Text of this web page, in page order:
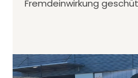
Fremdeinwirkung